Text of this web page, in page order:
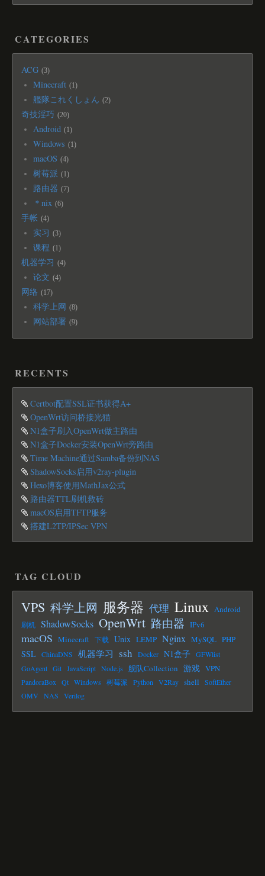
CATEGORIES
ACG 3
Minecraft 1
艦隊これくしょん 2
奇技淫巧 20
Android 1
Windows 1
macOS 4
树莓派 1
路由器 7
＊nix 6
手帐 4
实习 3
课程 1
机器学习 4
论文 4
网络 17
科学上网 8
网站部署 9
RECENTS
Certbot配置SSL证书获得A+
OpenWrt访问桥接光猫
N1盒子刷入OpenWrt做主路由
N1盒子Docker安装OpenWrt旁路由
Time Machine通过Samba备份到NAS
ShadowSocks启用v2ray-plugin
Hexo博客使用MathJax公式
路由器TTL刷机救砖
macOS启用TFTP服务
搭建L2TP/IPSec VPN
TAG CLOUD
VPS 科学上网 服务器 代理 Linux Android
刷机 ShadowSocks OpenWrt 路由器 IPv6
macOS Minecraft 下载 Unix LEMP Nginx MySQL PHP
SSL ChinaDNS 机器学习 ssh Docker N1盒子 GFWlist
GoAgent Git JavaScript Node.js 舰队Collection 游戏 VPN
PandoraBox Qt Windows 树莓派 Python V2Ray shell
SoftEther
OMV
NAS Verilog